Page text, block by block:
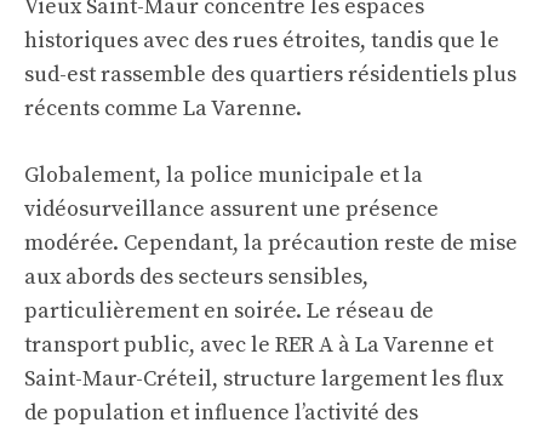
Vieux Saint-Maur concentre les espaces
historiques avec des rues étroites, tandis que le
sud-est rassemble des quartiers résidentiels plus
récents comme La Varenne.
Globalement, la police municipale et la
vidéosurveillance assurent une présence
modérée. Cependant, la précaution reste de mise
aux abords des secteurs sensibles,
particulièrement en soirée. Le réseau de
transport public, avec le RER A à La Varenne et
Saint-Maur-Créteil, structure largement les flux
de population et influence l’activité des